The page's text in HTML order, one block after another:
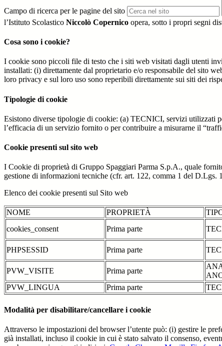
Campo di ricerca per le pagine del sito
l’Istituto Scolastico Niccolò Copernico opera, sotto i propri segni
Cosa sono i cookie?
I cookie sono piccoli file di testo che i siti web visitati dagli utenti
installati: (i) direttamente dal proprietario e/o responsabile del sito
loro privacy e sul loro uso sono reperibili direttamente sui siti dei
Tipologie di cookie
Esistono diverse tipologie di cookie: (a) TECNICI, servizi utilizzati
l’efficacia di un servizio fornito o per contribuire a misurarne il
Cookie presenti sul sito web
I Cookie di proprietà di Gruppo Spaggiari Parma S.p.A., quale
gestione di informazioni tecniche (cfr. art. 122, comma 1 del D.Lgs.
Elenco dei cookie presenti sul Sito web
NOME PROPRIETÀ
cookies_consent
Prima parte
PHPSESSID Prima parte
PVW_VISITE Prima parte
PVW_LINGUA
Prima parte
Modalità per disabilitare/cancellare i cookie
Attraverso le impostazioni del browser l’utente può: (i) gestire le
già installati, incluso il cookie in cui è stato salvato il consenso,